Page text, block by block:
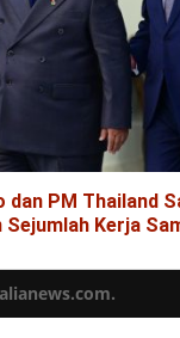
dan PM Thailand
Sejumlah Kerja